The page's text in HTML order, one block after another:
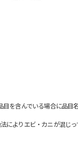
を含んでいる場合に品目名
よりエビ・カニが混じ